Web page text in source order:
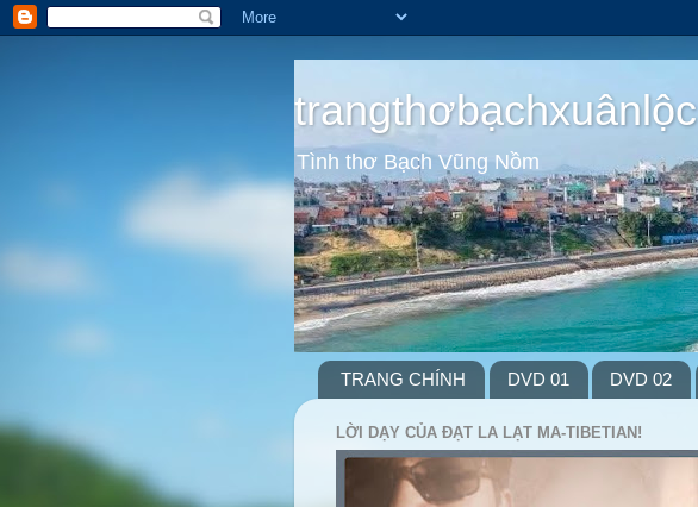
trangthơbạchxuânlộc
Tình thơ Bạch Vũng Nồm
TRANG CHÍNH DVD 01 DVD 02
LỜI DẠY CỦA ĐẠT LA LẠT MA-TIBETIAN!